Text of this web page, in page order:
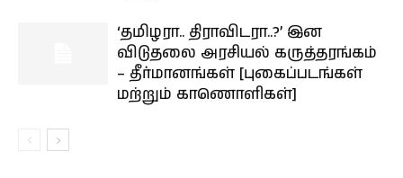
‘தமிழரா.. திராவிடரா..?’ இன
விடுதலை அரசியல் கருத்தரங்கம்
– தீர்மானங்கள் [புகைப்படங்கள்
மற்றும் காணொளிகள்]